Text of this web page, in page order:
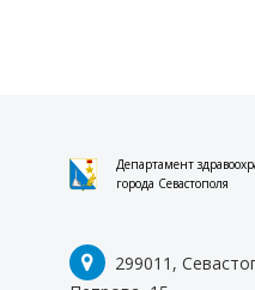
Департамент
города Севастополя
299011,